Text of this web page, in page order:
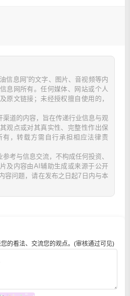
信息网”的文字、图片、音视频等内
息网所有。任何媒体、网站或个人
原文链接；未经授权擅自使用的，
渠道的内容，旨在传递行业信息与观
观点或对其真实性、完整性作出保
，转载方需自行承担相应法律责
考与信息交流，不构成任何投资、
及内容由AI辅助生成或来源于公开
容问题，请在发布之日起7日内与本
的看法、交流您的观点。(审核通过可见)